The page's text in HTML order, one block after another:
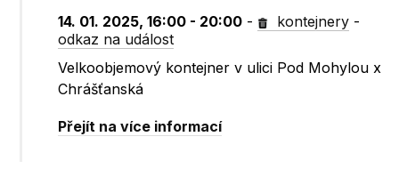
14. 01. 2025, 16:00 - 20:00 - kontejnery -
odkaz na událost
Velkoobjemový kontejner v ulici Pod Mohylou x
Chrášťanská
Přejít na více informací